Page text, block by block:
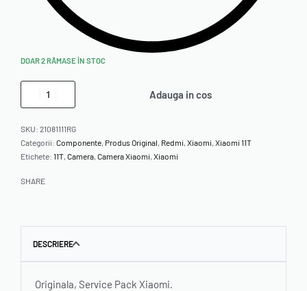
DOAR 2 RĂMASE ÎN STOC
Adauga in cos
SKU: 21081111RG
Categorii: Componente Produs Original Redmi Xiaomi Xiaomi 11T
Etichete: 11T Camera Camera Xiaomi Xiaomi
SHARE
DESCRIERE
Originala, Service Pack Xiaomi.